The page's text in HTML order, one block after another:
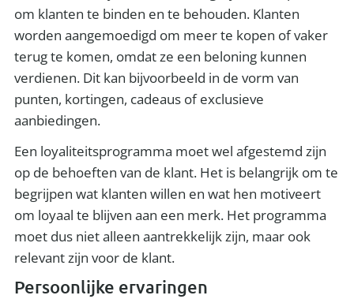
om klanten te binden en te behouden. Klanten
worden aangemoedigd om meer te kopen of vaker
terug te komen, omdat ze een beloning kunnen
verdienen. Dit kan bijvoorbeeld in de vorm van
punten, kortingen, cadeaus of exclusieve
aanbiedingen.
Een loyaliteitsprogramma moet wel afgestemd zijn
op de behoeften van de klant. Het is belangrijk om te
begrijpen wat klanten willen en wat hen motiveert
om loyaal te blijven aan een merk. Het programma
moet dus niet alleen aantrekkelijk zijn, maar ook
relevant zijn voor de klant.
Persoonlijke ervaringen